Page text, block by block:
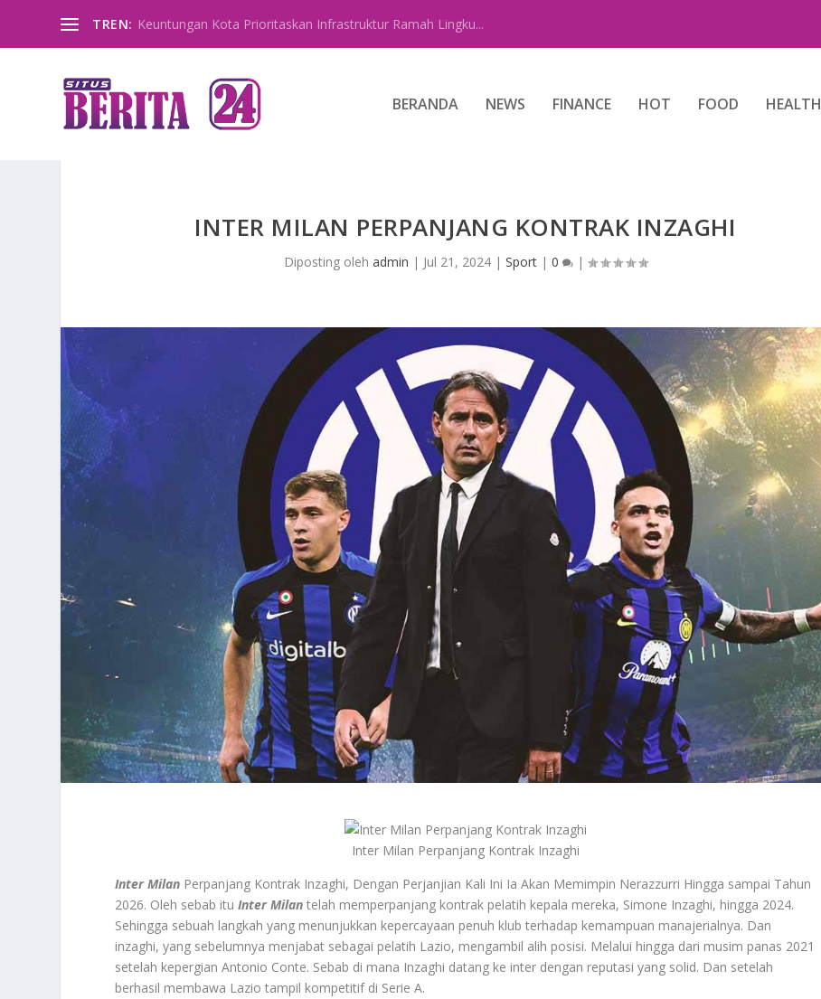
TREN: Keuntungan Kota Prioritaskan Infrastruktur Ramah Lingku...
BERANDA NEWS FINANCE HOT FOOD HEALTH
INTER MILAN PERPANJANG KONTRAK INZAGHI
Diposting oleh admin | Jul 21, 2024| Sport| 0 |
Inter Milan Perpanjang Kontrak Inzaghi
Inter Milan Perpanjang Kontrak Inzaghi, Dengan Perjanjian Kali Ini Ia Akan Memimpin Nerazzurri Hingga sampai Tahun
2026. Oleh sebab ituInter Milan telah memperpanjang kontrak pelatih kepala mereka, Simone Inzaghi, hingga 2024.
Sehingga sebuah langkah yang menunjukkan kepercayaan penuh klub terhadap kemampuan manajerialnya. Dan
inzaghi, yang sebelumnya menjabat sebagai pelatih Lazio, mengambil alih posisi. Melalui hingga dari musim panas 2021
setelah kepergian Antonio Conte. Sebab di mana Inzaghi datang ke inter dengan reputasi yang solid. Dan setelah
berhasil membawa Lazio tampil kompetitif di Serie A.